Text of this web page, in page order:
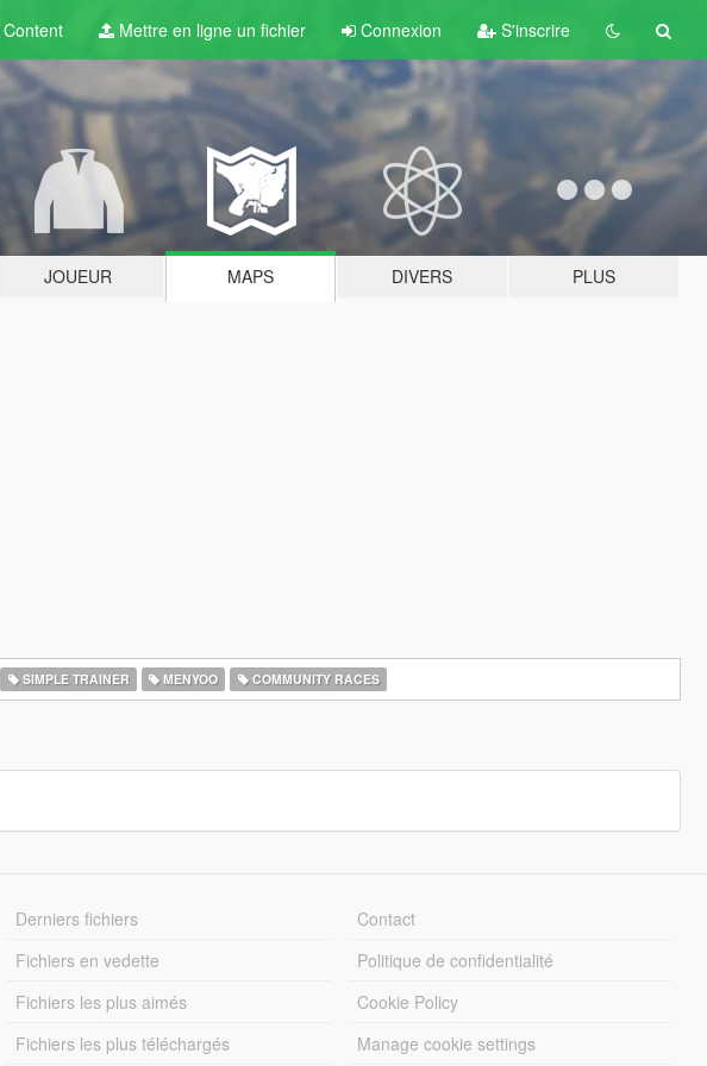
Content Mettre en ligne un fichier Connexion S'inscrire
JOUEUR MAPS DIVERS PLUS
SIMPLE TRAINER MENYOO COMMUNITY RACES
Derniers fichiers
Fichiers en vedette
Fichiers les plus aimés
Fichiers les plus téléchargés
Contact
Politique de confidentialité
Cookie Policy
Manage cookie settings